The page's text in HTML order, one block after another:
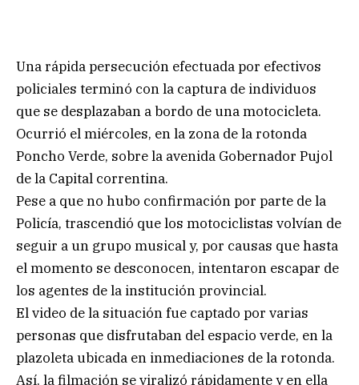
Una rápida persecución efectuada por efectivos
policiales terminó con la captura de individuos
que se desplazaban a bordo de una motocicleta.
Ocurrió el miércoles, en la zona de la rotonda
Poncho Verde, sobre la avenida Gobernador Pujol
de la Capital correntina.
Pese a que no hubo confirmación por parte de la
Policía, trascendió que los motociclistas volvían de
seguir a un grupo musical y, por causas que hasta
el momento se desconocen, intentaron escapar de
los agentes de la institución provincial.
El video de la situación fue captado por varias
personas que disfrutaban del espacio verde, en la
plazoleta ubicada en inmediaciones de la rotonda.
Así, la filmación se viralizó rápidamente y en ella